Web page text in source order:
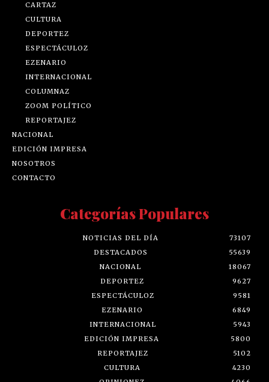
CARTAZ
CULTURA
DEPORTEZ
ESPECTÁCULOZ
EZENARIO
INTERNACIONAL
COLUMNAZ
ZOOM POLÍTICO
REPORTAJEZ
NACIONAL
EDICIÓN IMPRESA
NOSOTROS
CONTACTO
Categorías Populares
NOTICIAS DEL DÍA
73107
DESTACADOS
55639
NACIONAL
18067
DEPORTEZ
9627
ESPECTÁCULOZ
9581
EZENARIO
6849
INTERNACIONAL
5943
EDICIÓN IMPRESA
5800
REPORTAJEZ
5102
CULTURA
4230